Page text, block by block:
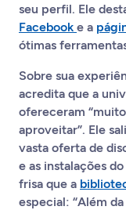
seu perfil. Ele
Facebook e a
ótimas
Sobre sua
acredita que a
ofereceram
aproveitar”. Ele
vasta oferta de
e as instalações
frisa que a
especial: “Além